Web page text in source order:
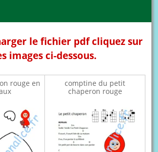
le fichier pdf cliquez sur
images ci-dessous.
rouge en
comptine du petit
chaperon rouge